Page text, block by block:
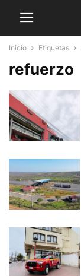
Inicio Etiquetas
refuerzo